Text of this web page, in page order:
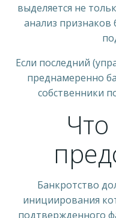
выделяется не
анализ признаков
Если последний
преднамеренно
собственники
Что
Банкротство
инициирования
подтвержденного